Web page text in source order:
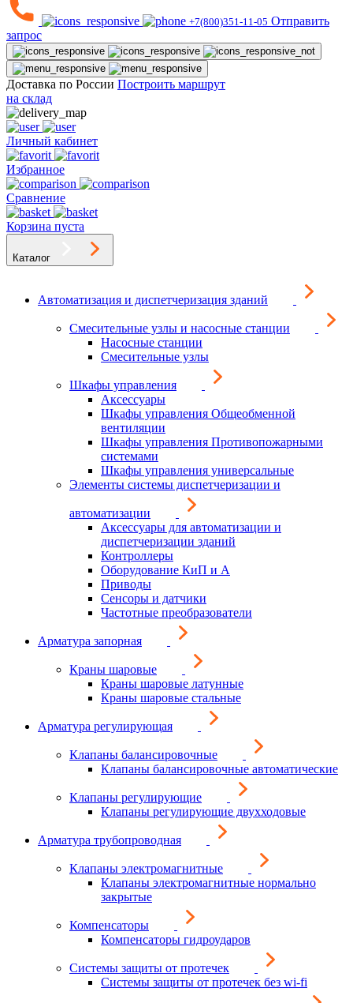
+7(800)351-11-05 Отправить
запрос
Доставка по России Построить маршрут
на склад
Личный кабинет
Избранное
Сравнение
Корзина пуста
Каталог
Автоматизация и диспетчеризация зданий
Смесительные узлы и насосные станции
Насосные станции
Смесительные узлы
Шкафы управления
Аксессуары
Шкафы управления Общеобменной
вентиляции
Шкафы управления Противопожарными
системами
Шкафы управления универсальные
Элементы системы диспетчеризации и
автоматизации
Аксессуары для автоматизации и
диспетчеризации зданий
Контроллеры
Оборудование КиП и А
Приводы
Сенсоры и датчики
Частотные преобразователи
Арматура запорная
Краны шаровые
Краны шаровые латунные
Краны шаровые стальные
Арматура регулирующая
Клапаны балансировочные
Клапаны балансировочные автоматические
Клапаны регулирующие
Клапаны регулирующие двухходовые
Арматура трубопроводная
Клапаны электромагнитные
Клапаны электромагнитные нормально
закрытые
Компенсаторы
Компенсаторы гидроударов
Системы защиты от протечек
Системы защиты от протечек без wi-fi